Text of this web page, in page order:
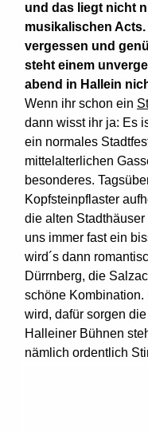
und das liegt nicht
musikalischen
vergessen und
steht einem
abend in Hallein
Wenn ihr schon ein
dann wisst ihr ja: Es
ein normales
mittelalterlichen
besonderes.
Kopfsteinpflaster
die alten
uns immer fast ein
wird´s dann
Dürrnberg, die
schöne
wird, dafür sorgen
Halleiner Bühnen
nämlich ordentlich